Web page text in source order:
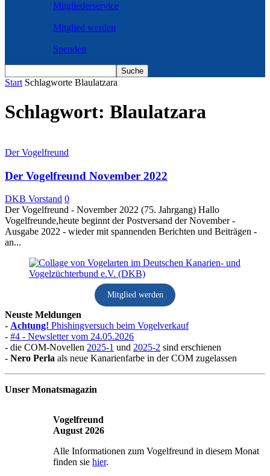
Mitgliederservice
Mitglied werden
Spenden
Start Schlagworte Blaulatzara
Schlagwort: Blaulatzara
Der Vogelfreund
Der Vogelfreund November 2022
DKB Vorstand 0
Der Vogelfreund - November 2022 (75. Jahrgang) Hallo
Vogelfreunde,heute beginnt der Postversand der November -
Ausgabe 2022 - wieder mit spannenden Berichten und Beiträgen -
an...
Mitglied werden
Neuste Meldungen
- Achtung! Phishingversuch beim Vogelverkauf
- #4 - Newsletter vom 24.05.2026
- die COM-Novellen 2025-1 und 2025-2 sind erschienen
- Nero Perla als neue Kanarienfarbe in der COM zugelassen
Unser Monatsmagazin
Vogelfreund
August 2026
Alle Informationen zum Vogelfreund in diesem Monat
finden sie hier.